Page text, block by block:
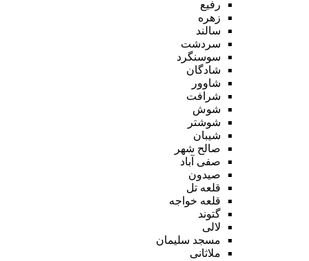
رفیع
زهره
سالند
سردشت
سوسنگرد
شادگان
شاوور
شرافت
شوش
شوشتر
شیبان
صالح شهر
صفی آباد
صیدون
قلعه تل
قلعه خواجه
گتوند
لالی
مسجد سلیمان
ملاثانی